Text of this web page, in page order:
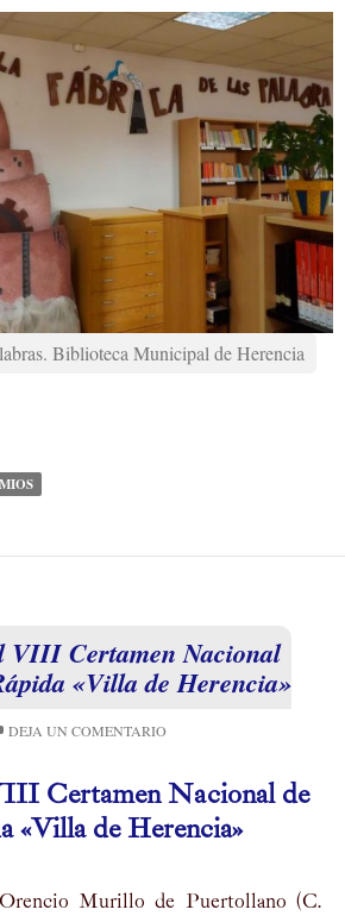
Biblioteca Municipal de Herencia
Municipal mención
VIII Certamen Nacional
«Villa de Herencia»
DEJA UN COMENTARIO
Certamen Nacional de
«Villa de Herencia»
Murillo de Puertollano (C.